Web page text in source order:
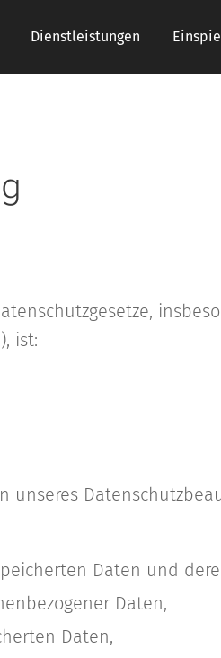
Dienstleistungen
ist:
unseres
Daten und
Daten,
Daten,